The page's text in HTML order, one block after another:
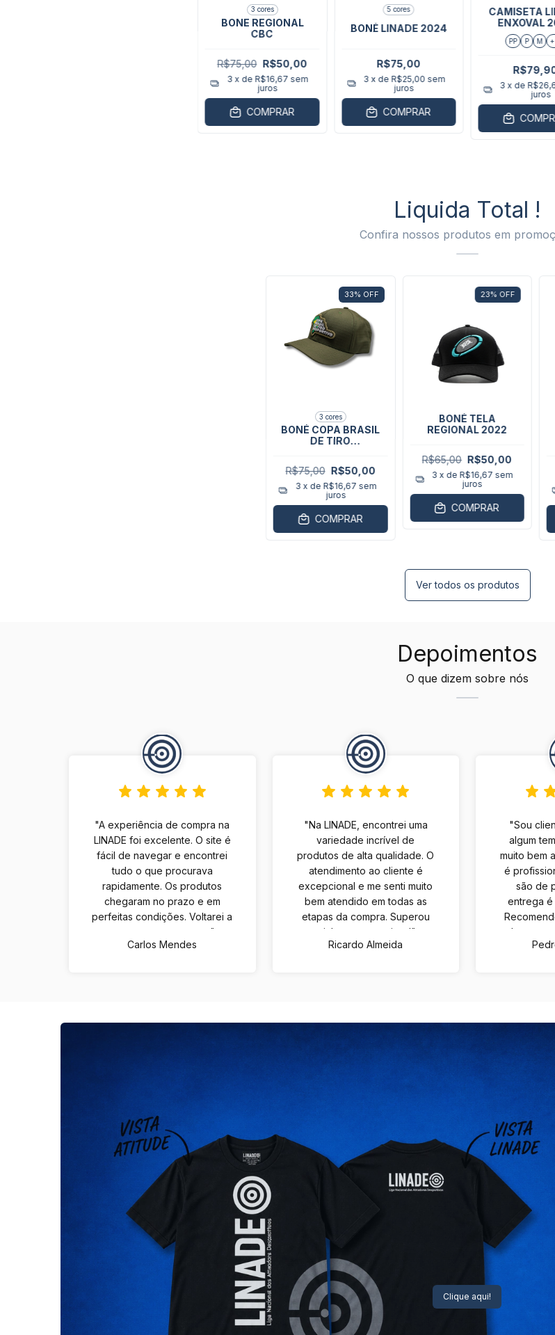
3 cores
BONE REGIONAL
CBC
R$75,00 R$50,00
3 x de R$16,67 sem
juros
COMPRAR
5 cores
BONÉ LINADE 2024
R$75,00
3 x de R$25,00 sem
juros
COMPRAR
CAMISETA
ENXOVAL
PP P M
3 x de
juros
Liquida Total !
Confira nossos produtos em
33% OFF
3 cores
BONÉ COPA BRASIL
DE TIRO
R$75,00 R$50,00
3 x de R$16,67 sem
juros
COMPRAR
23% OFF
BONÉ TELA
REGIONAL 2022
R$65,00 R$50,00
3 x de R$16,67 sem
juros
COMPRAR
Ver todos os produtos
Depoimentos
O que dizem sobre nós
"A experiência de compra na
LINADE foi excelente. O site é
fácil de navegar e encontrei
tudo o que procurava
rapidamente. Os produtos
chegaram no prazo e em
perfeitas condições. Voltarei a
comprar com certeza."
Carlos Mendes
"Na LINADE, encontrei uma
variedade incrível de
produtos de alta qualidade. O
atendimento ao cliente é
excepcional e me senti muito
bem atendido em todas as
etapas da compra. Superou
minhas expectativas!"
Ricardo Almeida
"Sou
algum
muito bem
é
são de
entrega é
buscam
Clique aqui!